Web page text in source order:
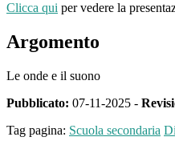
Clicca qui per vedere la
Argomento
Le onde e il suono
Pubblicato: 07-11-2025 -
Tag pagina: Scuola secondaria